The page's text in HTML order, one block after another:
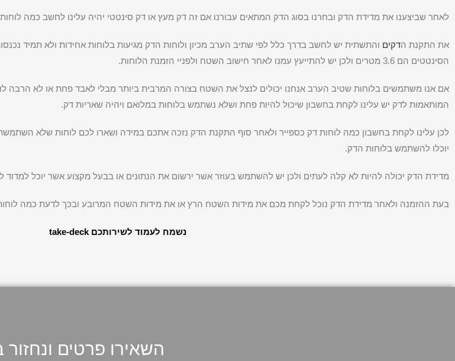
לאחר שביצענו את מדידת הדק ובחרנו בסוג הדק המתאים עבורנו אם זה דק מעץ או דק סינטטי יהיה עלינו לחשב כמה לוחות
את התקנת הדקים והתשתית יש לחשב בדרך כלל לפי שתיב הערב מכיון ולוחות הדק מגיעות בלוחות אחידות ולא תמיד
הסינטטים הם 3.6 מטרים ולכן יש להתייעץ עמנו לאחר חישוב השטח ולפניי הזמנת הלוחות.
אם אנו משתמשים בלוחות שטיב הערב אנחנו יכולים לנצל את השטח בצורה המרבית ביותר מבלי לאבד פחת או לא הרבה
המותאמות לדק יש עלינו לקחת בחשבון שיכול להיות פחת ושלא נשתמש בלוחות במלואם ויהיה שאריות דק.
לכן עלינו לקחת בחשבון כמה לוחות דק כספייר ולאחר סוף התקנת הדק נזכה אתכם במידה ושארו לכם לוחות שלא
יוכלו להשתמש בלוחות הדק.
מדידת הדק יכולה להיות לא קלה לעתים ולכן יש להשתמש בעוזר אשר ירשום את הנתונים או בבעל מקצוע אשר יוכל
בעת ההזמנה ולאחר מדידת הדק נוכל לקחת מכם את מידות השטח הרץ או את מידות השטח המרובע ובכך לדעת כמה
נשמח לעמוד לשירותכם take-deck
השאירו פרטים